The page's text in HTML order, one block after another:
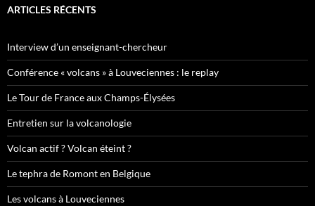
ARTICLES RÉCENTS
Interview d’un enseignant-chercheur
Conférence « volcans » à Louveciennes : le replay
Le Tour de France aux Champs-Élysées
Entretien sur la volcanologie
Volcan actif ? Volcan éteint ?
Le tephra de Romont en Belgique
Les volcans à Louveciennes